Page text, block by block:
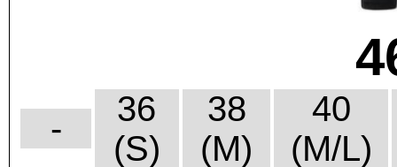
-
36
(S)
38
(M)
40
(M/L)